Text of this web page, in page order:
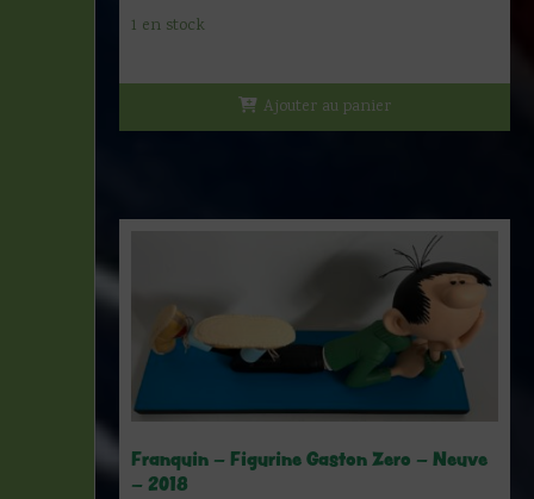
1 en stock
Ajouter au panier
Franquin – Figurine Gaston Zero – Neuve
– 2018